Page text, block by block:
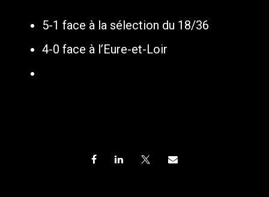
5-1 face à la sélection du 18/36
4-0 face à l’Eure-et-Loir